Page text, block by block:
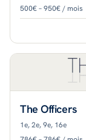
500€ – 950€ / mois
The Officers
1e, 2e, 9e, 16e